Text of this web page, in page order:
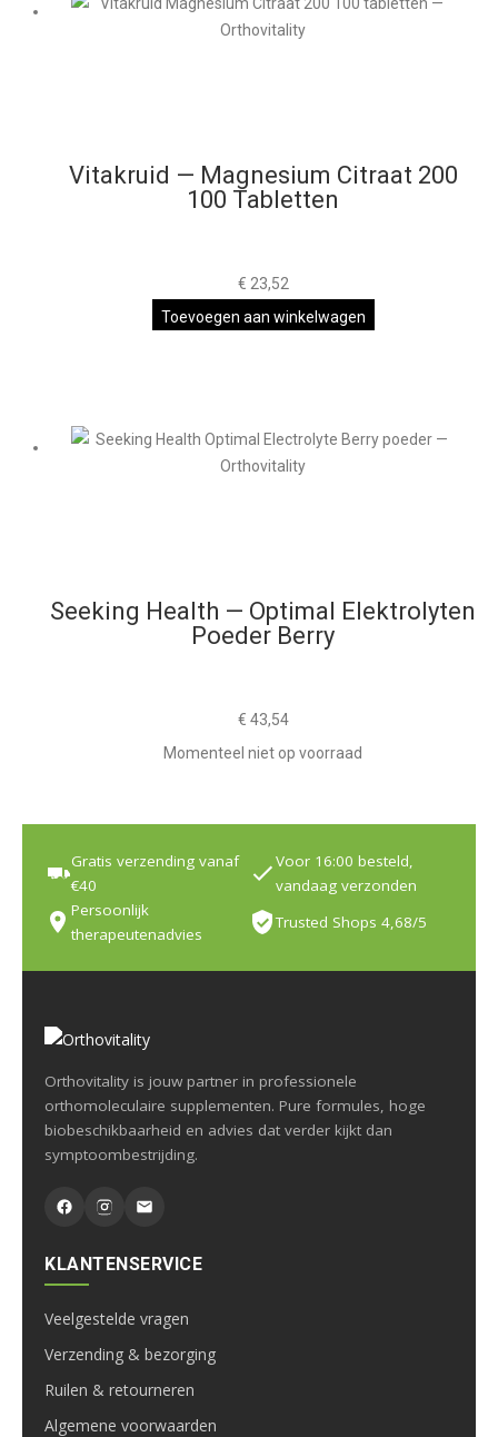
Vitakruid — Magnesium Citraat 200
100 Tabletten
€ 23,52
Toevoegen aan winkelwagen
Seeking Health — Optimal Elektrolyten
Poeder Berry
€ 43,54
Momenteel niet op voorraad
Gratis verzending vanaf
€40
Voor 16:00 besteld,
vandaag verzonden
Persoonlijk
therapeutenadvies
Trusted Shops 4,68/5
Orthovitality is jouw partner in professionele
orthomoleculaire supplementen. Pure formules, hoge
biobeschikbaarheid en advies dat verder kijkt dan
symptoombestrijding.
KLANTENSERVICE
Veelgestelde vragen
Verzending & bezorging
Ruilen & retourneren
Algemene voorwaarden